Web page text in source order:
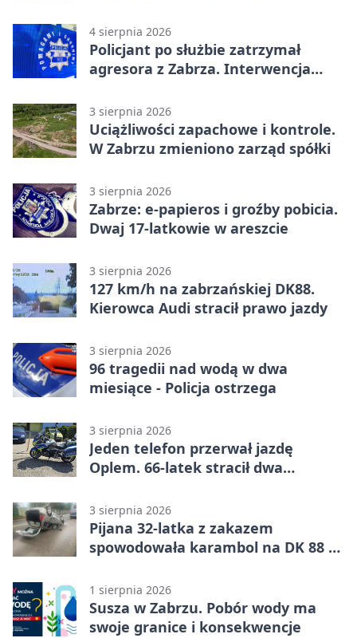
4 sierpnia 2026
Policjant po służbie zatrzymał
agresora z Zabrza. Interwencja
3 sierpnia 2026
Uciążliwości zapachowe i kontrole.
W Zabrzu zmieniono zarząd spółki
3 sierpnia 2026
Zabrze: e-papieros i groźby pobicia.
Dwaj 17-latkowie w areszcie
3 sierpnia 2026
127 km/h na zabrzańskiej DK88.
Kierowca Audi stracił prawo jazdy
3 sierpnia 2026
96 tragedii nad wodą w dwa
miesiące - Policja ostrzega
3 sierpnia 2026
Jeden telefon przerwał jazdę
Oplem. 66-latek stracił dwa
3 sierpnia 2026
Pijana 32-latka z zakazem
spowodowała karambol na DK 88 w
1 sierpnia 2026
Susza w Zabrzu. Pobór wody ma
swoje granice i konsekwencje